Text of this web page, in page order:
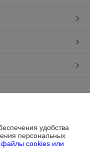
удобства
персональных
файлы cookies или